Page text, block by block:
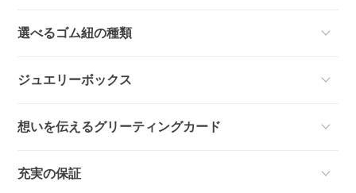
選べるゴム紐の種類
ジュエリーボックス
想いを伝えるグリーティングカード
充実の保証